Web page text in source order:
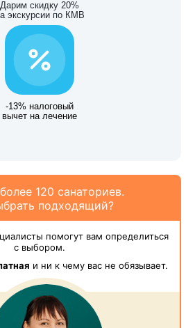
Дарим скидку 20%
экскурсии по КМВ
-13% налоговый
вычет на лечение
120 санаториев.
подходящий?
помогут вам определиться
с выбором.
и ни к чему вас не обязывает.